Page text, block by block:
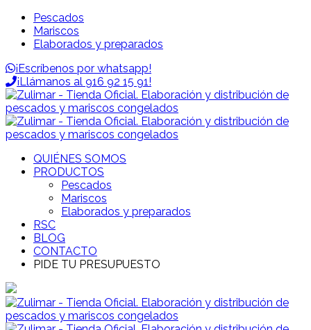
Pescados
Mariscos
Elaborados y preparados
¡Escríbenos por whatsapp!
¡Llámanos al 916 92 15 91!
QUIÉNES SOMOS
PRODUCTOS
Pescados
Mariscos
Elaborados y preparados
RSC
BLOG
CONTACTO
PIDE TU PRESUPUESTO